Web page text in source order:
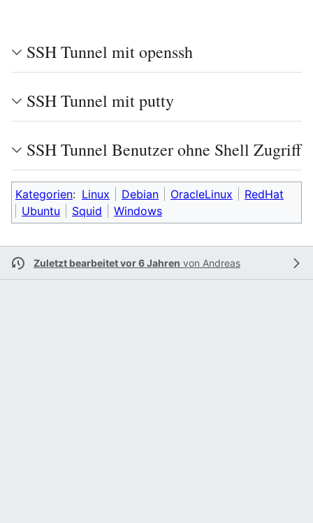
SSH Tunnel mit openssh
SSH Tunnel mit putty
SSH Tunnel Benutzer ohne Shell Zugriff
Kategorien: Linux Debian OracleLinux
RedHat
Ubuntu
Squid Windows
Zuletzt bearbeitet vor 6 Jahren von Andreas